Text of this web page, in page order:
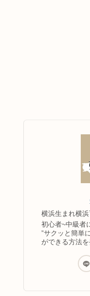
横浜生まれ横
初心者~中級者
”サクッと簡単
ができる方法を